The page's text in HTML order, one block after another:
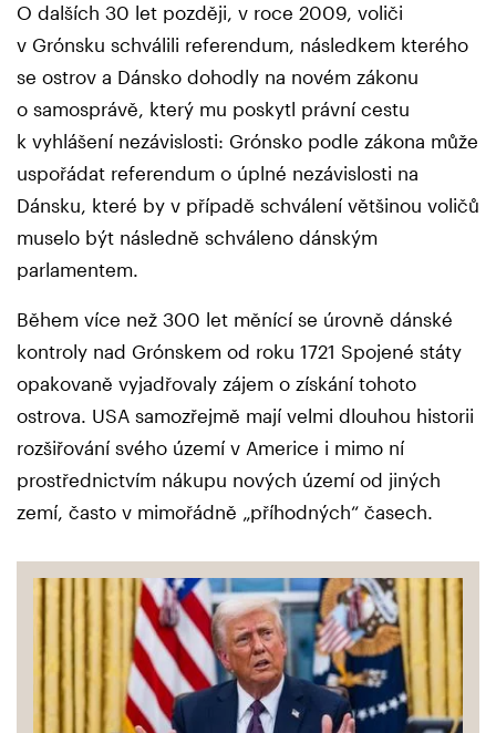
O dalších 30 let později, v roce 2009, voliči
v Grónsku schválili referendum, následkem kterého
se ostrov a Dánsko dohodly na novém zákonu
o samosprávě, který mu poskytl právní cestu
k vyhlášení nezávislosti: Grónsko podle zákona může
uspořádat referendum o úplné nezávislosti na
Dánsku, které by v případě schválení většinou voličů
muselo být následně schváleno dánským
parlamentem.
Během více než 300 let měnící se úrovně dánské
kontroly nad Grónskem od roku 1721 Spojené státy
opakovaně vyjadřovaly zájem o získání tohoto
ostrova. USA samozřejmě mají velmi dlouhou historii
rozšiřování svého území v Americe i mimo ní
prostřednictvím nákupu nových území od jiných
zemí, často v mimořádně „příhodných“ časech.